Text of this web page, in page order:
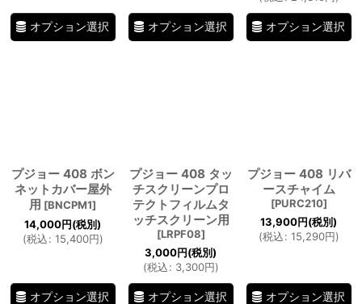
オプション選択 オプション選択 オプション選択
プジョー 408 ボン
ネットカバー屋外
用 [BNCPM1]
14,000円(税別)
(税込: 15,400円)
オプション選択
プジョー 408 タッ
チスクリーンプロ
テクトフィルムタ
ッチスクリーン用
[LRPF08]
3,000円(税別)
(税込: 3,300円)
オプション選択
プジョー 408 リバ
ースチャイム
[PURC210]
13,900円(税別)
(税込: 15,290円)
オプション選択